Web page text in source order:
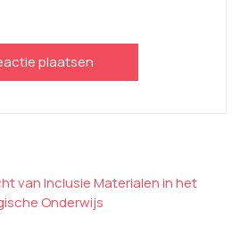
van Inclusie Materialen in het
Onderwijs